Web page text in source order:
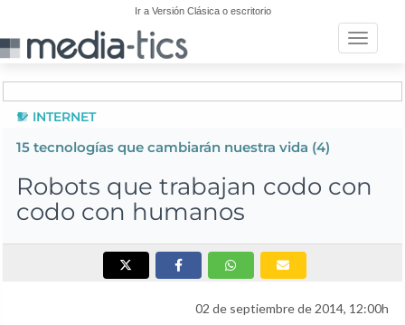
Ir a Versión Clásica o escritorio
Toggle
INTERNET
15 tecnologías que cambiarán nuestra vida (4)
Robots que trabajan codo con
codo con humanos
02 de septiembre de 2014, 12:00h